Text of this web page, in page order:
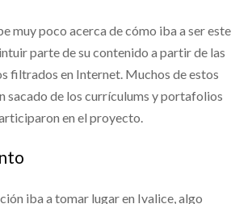
muy poco acerca de cómo iba a ser este
parte de su contenido a partir de las
filtrados en Internet. Muchos de estos
sacado de los currículums y portafolios
en el proyecto.
iba a tomar lugar en Ivalice, algo